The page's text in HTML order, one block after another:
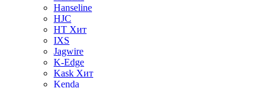
Hanseline
HJC
HT Хит
IXS
Jagwire
K-Edge
Kask Хит
Kenda